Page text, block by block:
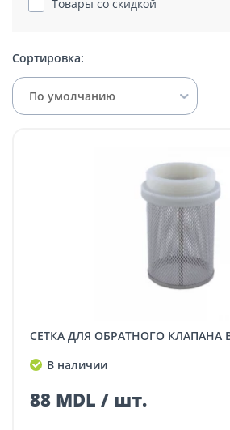
Товары со скидкой
Сортировка:
По умолчанию
СЕТКА ДЛЯ ОБРАТНОГО КЛАПАНА
В наличии
88 MDL / шт.